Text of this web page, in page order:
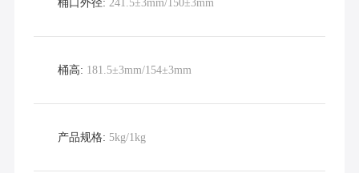
桶口外径: 241.5±3mm/150±3mm
桶高: 181.5±3mm/154±3mm
产品规格: 5kg/1kg